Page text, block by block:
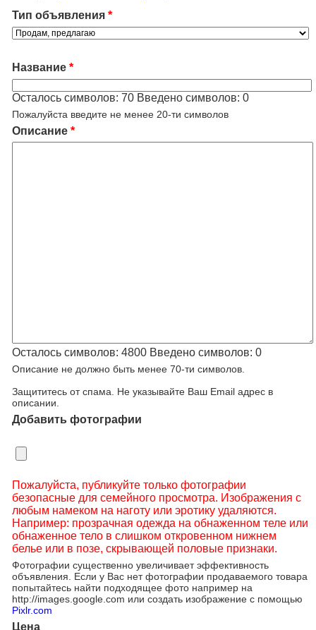
Тип объявления *
Название *
Осталось символов: 70 Введено символов: 0
Пожалуйста введите не менее 20-ти символов
Описание *
Осталось символов: 4800 Введено символов: 0
Описание не должно быть менее 70-ти символов.
Защититесь от спама. Не указывайте Ваш Email адрес в
описании.
Добавить фотографии
Пожалуйста, публикуйте только фотографии
безопасные для семейного просмотра. Изображения с
любым намеком на наготу или эротику удаляются.
Например: прозрачная одежда на обнаженном теле или
обнаженное тело в слишком откровенном нижнем
белье или в позе, скрывающей половые признаки.
Фотографии существенно увеличивает эффективность
объявления. Если у Вас нет фотографии продаваемого товара
попытайтесь найти подходящее фото например на
http://images.google.com или создать изображение с помощью
Pixlr.com
Цена